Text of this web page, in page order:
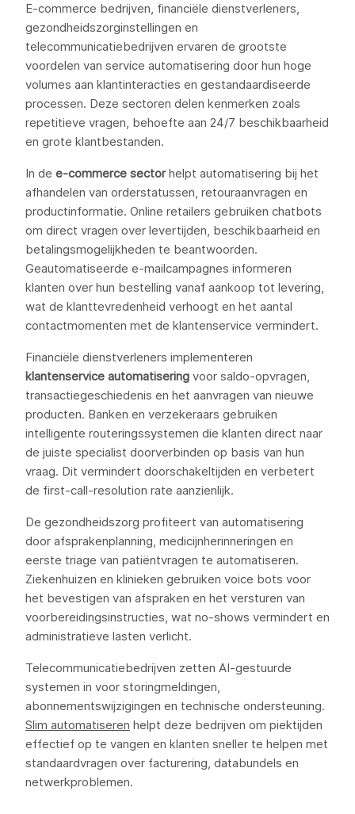
E-commerce bedrijven, financiële dienstverleners,
gezondheidszorginstellingen en
telecommunicatiebedrijven ervaren de grootste
voordelen van service automatisering door hun hoge
volumes aan klantinteracties en gestandaardiseerde
processen. Deze sectoren delen kenmerken zoals
repetitieve vragen, behoefte aan 24/7 beschikbaarheid
en grote klantbestanden.
In de e-commerce sectorhelpt automatisering bij het
afhandelen van orderstatussen, retouraanvragen en
productinformatie. Online retailers gebruiken chatbots
om direct vragen over levertijden, beschikbaarheid en
betalingsmogelijkheden te beantwoorden.
Geautomatiseerde e-mailcampagnes informeren
klanten over hun bestelling vanaf aankoop tot levering,
wat de klanttevredenheid verhoogt en het aantal
contactmomenten met de klantenservice vermindert.
Financiële dienstverleners implementeren
klantenservice automatisering voor saldo-opvragen,
transactiegeschiedenis en het aanvragen van nieuwe
producten. Banken en verzekeraars gebruiken
intelligente routeringssystemen die klanten direct naar
de juiste specialist doorverbinden op basis van hun
vraag. Dit vermindert doorschakeltijden en verbetert
de first-call-resolution rate aanzienlijk.
De gezondheidszorg profiteert van automatisering
door afsprakenplanning, medicijnherinneringen en
eerste triage van patiëntvragen te automatiseren.
Ziekenhuizen en klinieken gebruiken voice bots voor
het bevestigen van afspraken en het versturen van
voorbereidingsinstructies, wat no-shows vermindert en
administratieve lasten verlicht.
Telecommunicatiebedrijven zetten AI-gestuurde
systemen in voor storingmeldingen,
abonnementswijzigingen en technische ondersteuning.
Slim automatiseren helpt deze bedrijven om piektijden
effectief op te vangen en klanten sneller te helpen met
standaardvragen over facturering, databundels en
netwerkproblemen.